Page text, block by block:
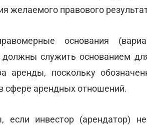
желаемого правового
основания
служить основанием
аренды, поскольку
сфере арендных отношений.
инвестор (арендатор)